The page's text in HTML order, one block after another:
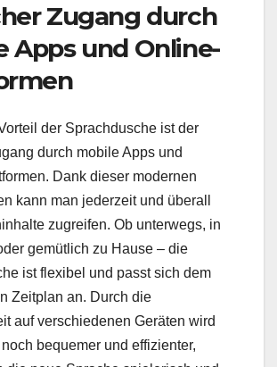
Zugang durch
Apps und Online-
der Sprachdusche ist der
durch mobile Apps und
Dank dieser modernen
kann man jederzeit und überall
zugreifen. Ob unterwegs, in
gemütlich zu Hause – die
ist flexibel und passt sich dem
Zeitplan an. Durch die
auf verschiedenen Geräten wird
bequemer und effizienter,